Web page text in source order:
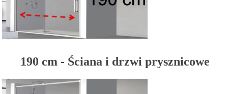
190 cm - Ściana i drzwi prysznicowe